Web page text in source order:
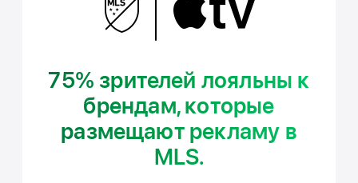
75% зрителей лояльны к
брендам, которые
размещают рекламу в
MLS.